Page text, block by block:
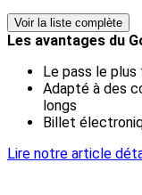
Voir la liste complète
Les avantages du
Le pass le
Adapté à des
longs
Billet
Lire notre article